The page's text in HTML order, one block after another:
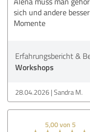
sich und andere
Momente
Erfahrungsbericht &
Workshops
28.04.2026 Sandra M.
5,00 von 5